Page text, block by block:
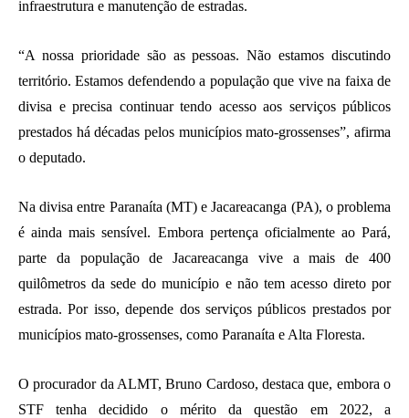
infraestrutura e manutenção de estradas.
“A nossa prioridade são as pessoas. Não estamos discutindo
território. Estamos defendendo a população que vive na faixa de
divisa e precisa continuar tendo acesso aos serviços públicos
prestados há décadas pelos municípios mato-grossenses”, afirma
o deputado.
Na divisa entre Paranaíta (MT) e Jacareacanga (PA), o problema
é ainda mais sensível. Embora pertença oficialmente ao Pará,
parte da população de Jacareacanga vive a mais de 400
quilômetros da sede do município e não tem acesso direto por
estrada. Por isso, depende dos serviços públicos prestados por
municípios mato-grossenses, como Paranaíta e Alta Floresta.
O procurador da ALMT, Bruno Cardoso, destaca que, embora o
STF tenha decidido o mérito da questão em 2022, a